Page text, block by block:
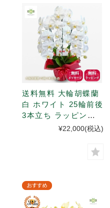
送料無料 大輪胡蝶蘭
白 ホワイト 25輪前後
3本立ち ラッピング
¥22,000(税込)